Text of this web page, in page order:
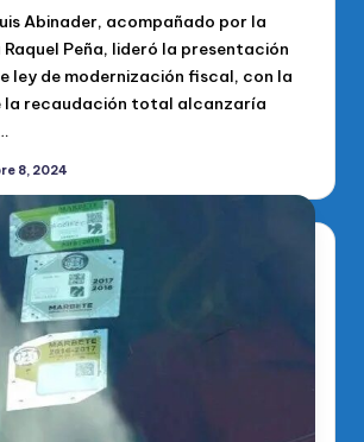
Abinader, acompañado por la
Peña, lideró la presentación
ley de modernización fiscal, con la
la recaudación total alcanzaría
8, 2024